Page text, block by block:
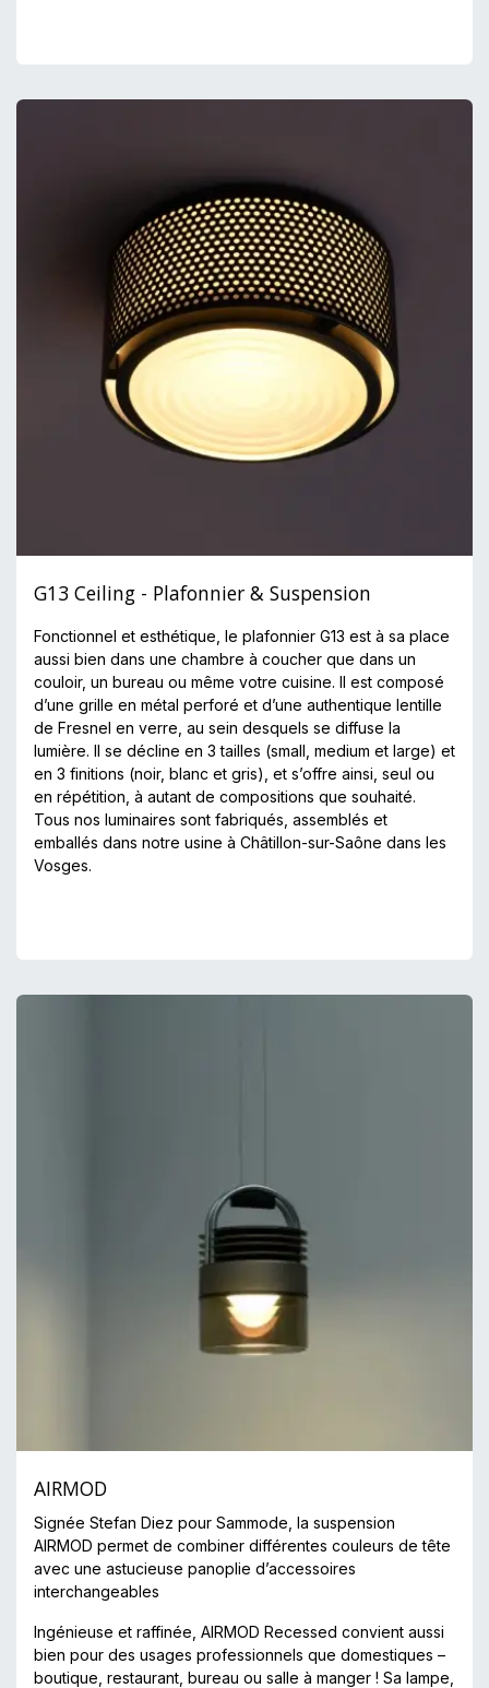
G13 Ceiling - Plafonnier & Suspension
Fonctionnel et esthétique, le plafonnier G13 est à sa place
aussi bien dans une chambre à coucher que dans un
couloir, un bureau ou même votre cuisine. Il est composé
d’une grille en métal perforé et d’une authentique lentille
de Fresnel en verre, au sein desquels se diffuse la
lumière. Il se décline en 3 tailles (small, medium et large) et
en 3 finitions (noir, blanc et gris), et s’offre ainsi, seul ou
en répétition, à autant de compositions que souhaité.
Tous nos luminaires sont fabriqués, assemblés et
emballés dans notre usine à Châtillon-sur-Saône dans les
Vosges.
AIRMOD
Signée Stefan Diez pour Sammode, la suspension
AIRMOD permet de combiner différentes couleurs de tête
avec une astucieuse panoplie d’accessoires
interchangeables
Ingénieuse et raffinée, AIRMOD Recessed convient aussi
bien pour des usages professionnels que domestiques –
boutique, restaurant, bureau ou salle à manger ! Sa lampe,